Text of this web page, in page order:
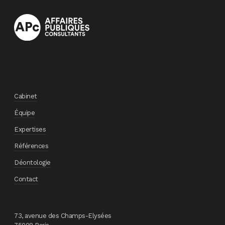
Cabinet
Équipe
Expertises
Références
Déontologie
Contact
73, avenue des Champs-Elysées